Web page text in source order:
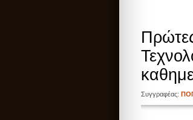
Συγγραφέας: